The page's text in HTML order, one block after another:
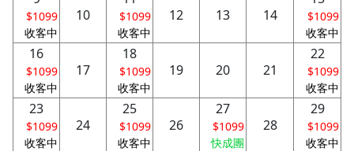
$1099
收客中
10
$1099
收客中
12 13 14
$1099
收客中
16
$1099
收客中
17
18
$1099
收客中
19 20 21
22
$1099
收客中
23
$1099
收客中
24
25
$1099
收客中
26
27
$1099
快成團
28
29
$1099
收客中